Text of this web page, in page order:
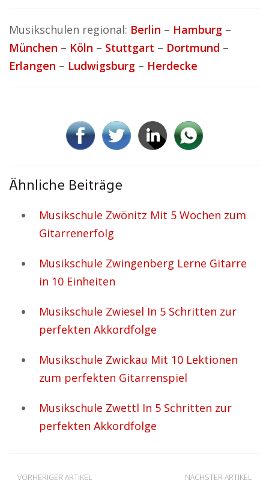
Musikschulen regional: Berlin – Hamburg –
München – Köln – Stuttgart – Dortmund –
Erlangen – Ludwigsburg – Herdecke
Ähnliche Beiträge
Musikschule Zwönitz Mit 5 Wochen zum
Gitarrenerfolg
Musikschule Zwingenberg Lerne Gitarre
in 10 Einheiten
Musikschule Zwiesel In 5 Schritten zur
perfekten Akkordfolge
Musikschule Zwickau Mit 10 Lektionen
zum perfekten Gitarrenspiel
Musikschule Zwettl In 5 Schritten zur
perfekten Akkordfolge
VORHERIGER ARTIKEL NÄCHSTER ARTIKEL